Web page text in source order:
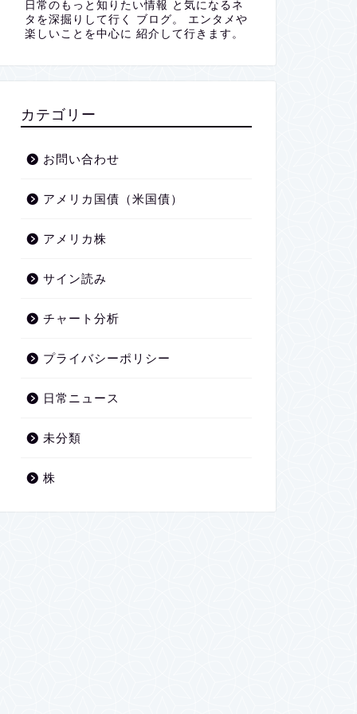
日常のもっと知りたい情報 と気になるネ
タを深掘りして行く ブログ。 エンタメや
楽しいことを中心に 紹介して行きます。
カテゴリー
お問い合わせ
アメリカ国債（米国債）
アメリカ株
サイン読み
チャート分析
プライバシーポリシー
日常ニュース
未分類
株